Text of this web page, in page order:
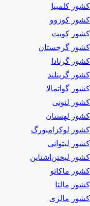
کشور کلمبیا
کشور کوزوو
کشور کویت
کشور گرجستان
کشور گرنادا
کشور گرینلند
کشور گواتمالا
کشور لتونی
کشور لهستان
کشور لوکزامبورگ
کشور لیتوانی
کشور لیختن‌اشتاین
کشور ماکائو
کشور مالتا
کشور مالزی